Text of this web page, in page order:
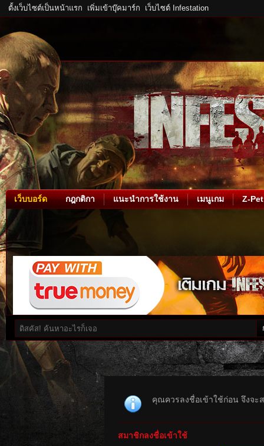
ตั้งเว็บไซต์เป็นหน้าแรก เพิ่มเข้าบุ๊คมาร์ก เว็บไซต์ Infestation
เว็บบอร์ด กฎกติกา แนะนำการใช้งาน เมนูเกม Z-Pet
คุณควรลงชื่อเข้าใช้ก่อน จึงจะ
สมาชิกลงชื่อเข้าใช้